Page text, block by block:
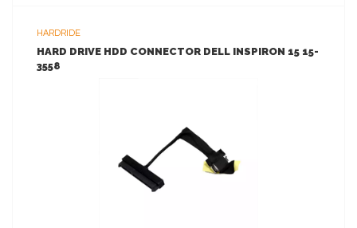
HARDRIDE
HARD DRIVE HDD CONNECTOR DELL INSPIRON 15 15-
3558
AGREGAR AL CARRITO